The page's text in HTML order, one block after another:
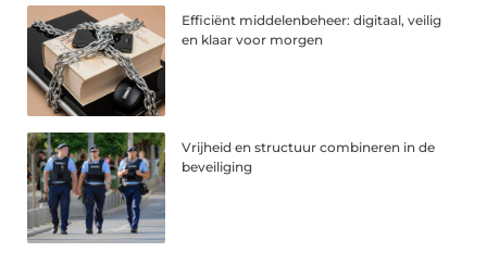
Efficiënt middelenbeheer: digitaal, veilig
en klaar voor morgen
Vrijheid en structuur combineren in de
beveiliging